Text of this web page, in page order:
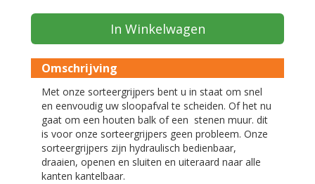
In Winkelwagen
Omschrijving
Met onze sorteergrijpers bent u in staat om snel
en eenvoudig uw sloopafval te scheiden. Of het nu
gaat om een houten balk of een stenen muur. dit
is voor onze sorteergrijpers geen probleem. Onze
sorteergrijpers zijn hydraulisch bedienbaar,
draaien, openen en sluiten en uiteraard naar alle
kanten kantelbaar.